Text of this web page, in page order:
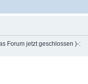
Forum jetzt geschlossen )-: